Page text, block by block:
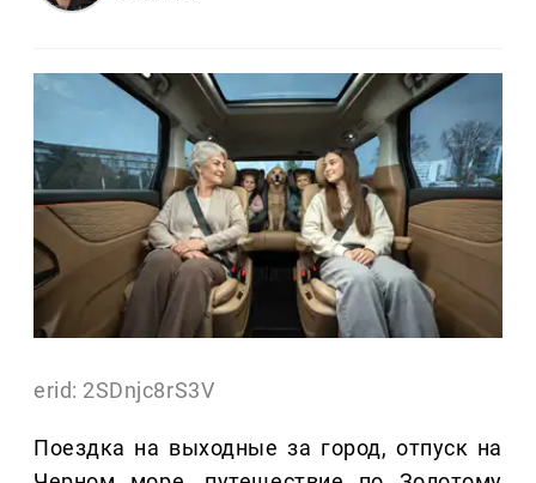
erid: 2SDnjc8rS3V
Поездка на выходные за город, отпуск на